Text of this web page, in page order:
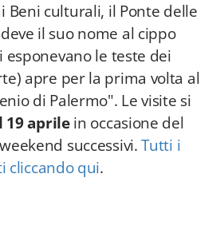
Beni culturali, il Ponte delle
il suo nome al cippo
esponevano le teste dei
apre per la prima volta al
di Palermo". Le visite si
19 aprilein occasione del
successivi.Tutti i
cliccando qui.